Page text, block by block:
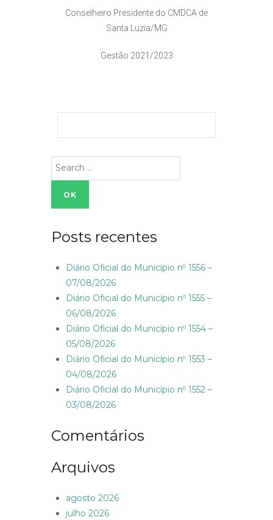
Conselheiro Presidente do CMDCA de
Santa Luzia/MG
Gestão 2021/2023
Search
for:
Posts recentes
Diário Oficial do Município nº 1556 –
07/08/2026
Diário Oficial do Município nº 1555 –
06/08/2026
Diário Oficial do Município nº 1554 –
05/08/2026
Diário Oficial do Município nº 1553 –
04/08/2026
Diário Oficial do Município nº 1552 –
03/08/2026
Comentários
Arquivos
agosto 2026
julho 2026